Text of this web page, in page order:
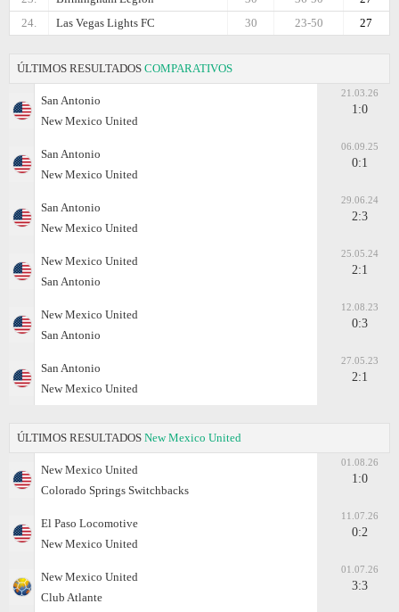
24.
Las Vegas Lights FC 27
23-50
30
ÚLTIMOS RESULTADOS COMPARATIVOS
San Antonio
New Mexico United
21.03.26
1:0
San Antonio
New Mexico United
06.09.25
0:1
San Antonio
New Mexico United
29.06.24
2:3
New Mexico United
San Antonio
25.05.24
2:1
New Mexico United
San Antonio
12.08.23
0:3
San Antonio
New Mexico United
27.05.23
2:1
ÚLTIMOS RESULTADOS New Mexico United
New Mexico United
Colorado Springs Switchbacks
01.08.26
1:0
El Paso Locomotive
New Mexico United
11.07.26
0:2
New Mexico United
Club Atlante
01.07.26
3:3